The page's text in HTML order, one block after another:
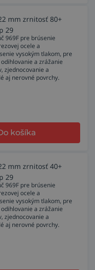
mm zrnitosť 80+
29
969F pre brúsenie
ocele a
vysokým tlakom, pre
a zrážanie
zjednocovanie a
aj nerovné povrchy.
košíka
mm zrnitosť 40+
29
969F pre brúsenie
ocele a
vysokým tlakom, pre
a zrážanie
zjednocovanie a
aj nerovné povrchy.